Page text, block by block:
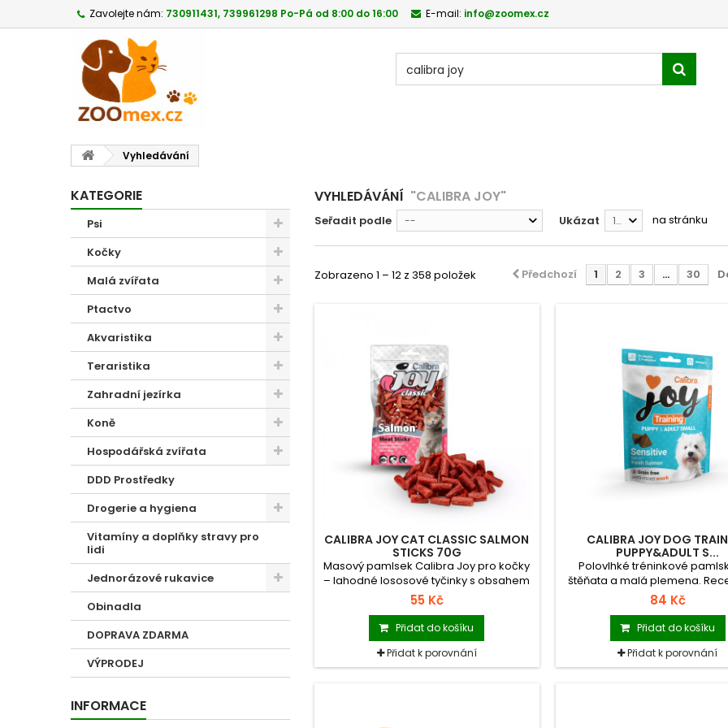
Zavolejte nám: 730911431, 739961298 Po-Pá od 8:00 do 16:00 E-mail: info@zoomex.cz
Vyhledávání
KATEGORIE
Psi
Kočky
Malá zvířata
Ptactvo
Akvaristika
Teraristika
Zahradní jezírka
Koně
Hospodářská zvířata
DDD Prostředky
Drogerie a hygiena
Vitamíny a doplňky stravy pro
lidi
Jednorázové rukavice
Obinadla
DOPRAVA ZDARMA
VÝPRODEJ
INFORMACE
VYHLEDÁVÁNÍ "CALIBRA JOY"
Seřadit podle -- Ukázat 12 na stránku
Předchozí 1 2 3 ... 30
Zobrazeno 1 – 12 z 358 položek
CALIBRA JOY CAT CLASSIC SALMON
STICKS 70G
Masový pamlsek Calibra Joy pro kočky
– lahodné lososové tyčinky s obsahem
nenasycených mastných kyselin pro
zdravou kůži a srst.
55 Kč
Přidat do košíku
Přidat k porovnání
CALIBRA JOY DOG
PUPPY&ADULT S...
Polovlhké tréninkové
štěňata a malá plemena.
čerstvým lososem bez
vhodná i pro citlivé zažívání.
ideální pro výcvik, sport
Doplňkové krmivo pro
84 Kč
Přidat do košíku
Přidat k porovnání